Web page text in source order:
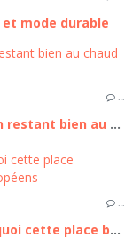
mode durable
…
Comment être chic et à la mode tout en restant bien au chaud ?
…
Comment fonctionne Euronext et pourquoi cette place boursière compte pour les investisseurs européens